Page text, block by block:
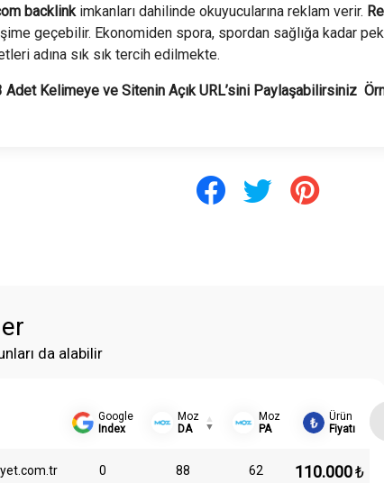
backlink imkanları dahilinde okuyucularına reklam verir.
geçebilir. Ekonomiden spora, spordan sağlığa kadar
adına sık sık tercih edilmekte.
Kelimeye ve Sitenin Açık URL’sini Paylaşabilirsiniz
da alabilir
Google
Index
Moz
DA
Moz
PA
Ürün
Fiyatı
0 88 62 110.000₺